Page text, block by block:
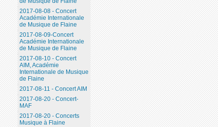
2017-08-08 - Concert
Académie Internationale
de Musique de Flaine
2017-08-09-Concert
Académie Internationale
de Musique de Flaine
2017-08-10 - Concert
AIM, Académie
Internationale de Musique
de Flaine
2017-08-11 - Concert AIM
2017-08-20 - Concert-
MAF
2017-08-20 - Concerts
Musique à Flaine